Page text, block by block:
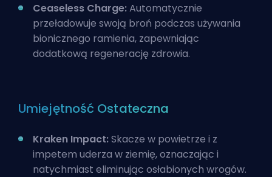
Ceaseless Charge:Automatycznie
przeładowuje swoją broń podczas używania
bionicznego ramienia, zapewniając
dodatkową regenerację zdrowia.
Umiejętność Ostateczna
Kraken Impact:Skacze w powietrze i z
impetem uderza w ziemię, oznaczając i
natychmiast eliminując osłabionych wrogów.